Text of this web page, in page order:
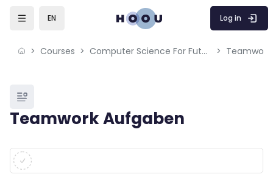
Skip to sidebar navigation menu
Skip to mobile navigation menu
EN Log in
Courses Computer Science For Future CS4F
Blocks
Teamwork Aufgaben
Blocks
Completion requirements